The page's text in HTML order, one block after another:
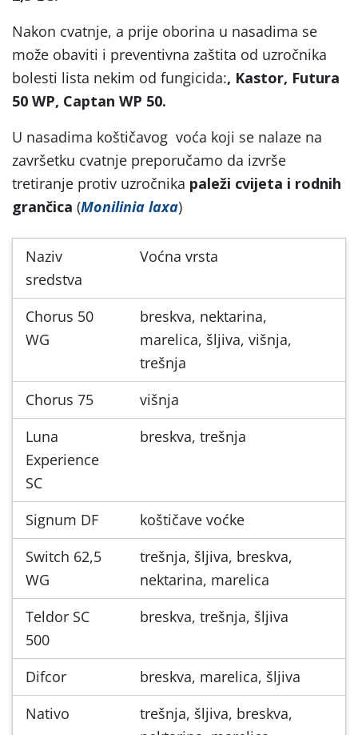
Nakon cvatnje, a prije oborina u nasadima se
može obaviti i preventivna zaštita od uzročnika
bolesti lista nekim od fungicida:, Kastor, Futura
50 WP, Captan WP 50.
U nasadima koštičavog voća koji se nalaze na
završetku cvatnje preporučamo da izvrše
tretiranje protiv uzročnika paleži cvijeta i rodnih
grančica (Monilinia laxa)
Naziv
sredstva
Voćna vrsta
Chorus 50
WG
breskva, nektarina,
marelica, šljiva, višnja,
trešnja
Chorus 75
višnja
Luna
Experience
SC
breskva, trešnja
Signum DF
koštičave voćke
Switch 62,5
WG
trešnja, šljiva, breskva,
nektarina, marelica
Teldor SC
500
breskva, trešnja, šljiva
Difcor
breskva, marelica, šljiva
Nativo
trešnja, šljiva, breskva,